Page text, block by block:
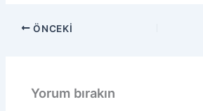
ÖNCEKI
Yorum bırakın